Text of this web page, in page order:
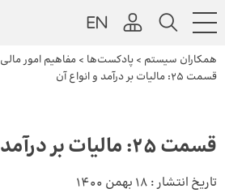
همکاران سیستم > پادکست‌ها > مفاهیم امور مالی
قسمت 25: مالیات بر درآمد و انواع آن
قسمت 25: مالیات بر درآمد و انواع آن
تاریخ انتشار : 18 بهمن 1400